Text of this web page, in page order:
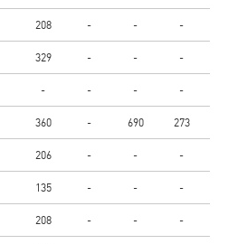
208 - - -
329 - - -
- - - -
360 - 690 273
206 - - -
135 - - -
208 - - -